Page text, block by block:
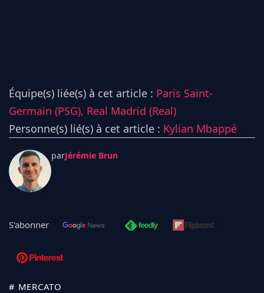
Équipe(s) liée(s) à cet article : Paris Saint-
Germain (PSG), Real Madrid (Real)
Personne(s) lié(s) à cet article : Kylian Mbappé
parJérémie Brun
S'abonner
# MERCATO